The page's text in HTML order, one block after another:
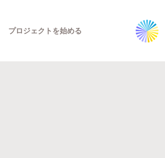
プロジェクトを始める